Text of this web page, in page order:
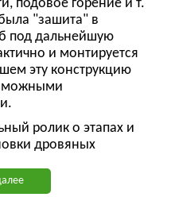
подовое горение и т.
"зашита" в
под дальнейшую
и монтируется
эту конструкцию
ролик о этапах и
дровяных